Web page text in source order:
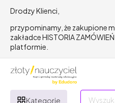
Drodzy Klienci,
przypominamy, że zakupione
zakładce HISTORIA
platformie.
Kategorie